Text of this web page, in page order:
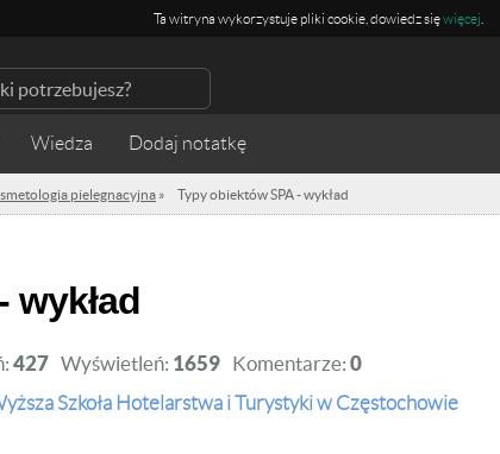
Ta witryna wykorzystuje pliki cookie, dowiedz sięwięcej
Wiedza
pielegnacyjna » Typy obiektów SPA - wykład
wykład
427 Wyświetleń: 1659 Komentarze: 0
Szkoła Hotelarstwa i Turystyki w Częstochowie